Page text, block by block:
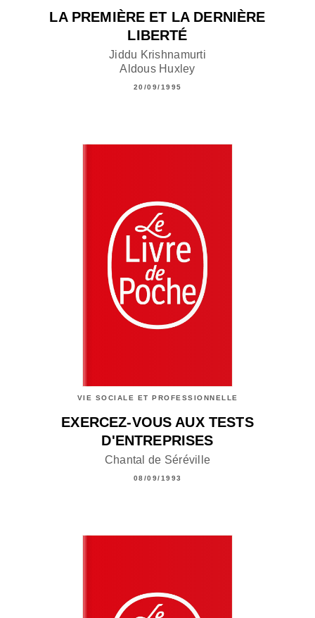
LA PREMIÈRE ET LA DERNIÈRE
LIBERTÉ
Jiddu Krishnamurti
Aldous Huxley
20/09/1995
VIE SOCIALE ET PROFESSIONNELLE
EXERCEZ-VOUS AUX TESTS
D'ENTREPRISES
Chantal de Séréville
08/09/1993